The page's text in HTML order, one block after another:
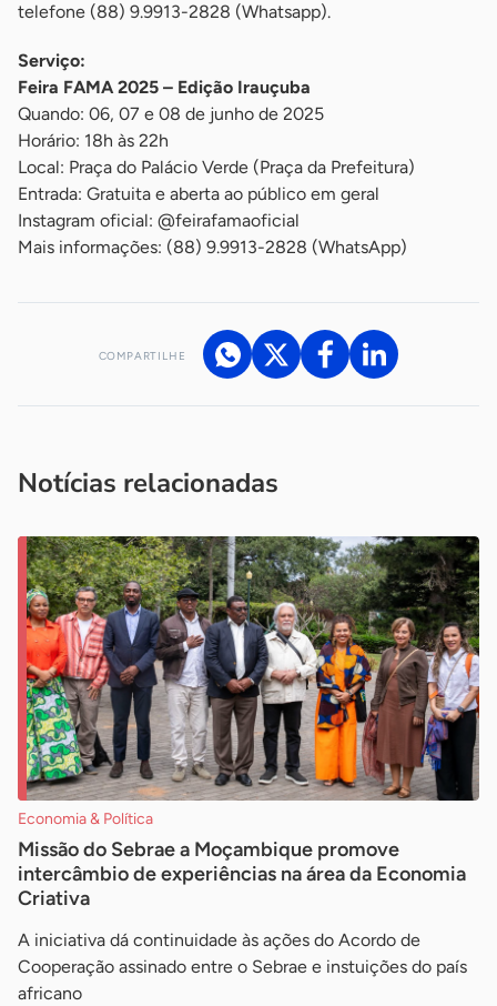
telefone (88) 9.9913-2828 (Whatsapp).
Serviço:
Feira FAMA 2025 – Edição Irauçuba
Quando: 06, 07 e 08 de junho de 2025
Horário: 18h às 22h
Local: Praça do Palácio Verde (Praça da Prefeitura)
Entrada: Gratuita e aberta ao público em geral
Instagram oficial: @feirafamaoficial
Mais informações: (88) 9.9913-2828 (WhatsApp)
COMPARTILHE
Notícias relacionadas
Economia & Política
Missão do Sebrae a Moçambique promove
intercâmbio de experiências na área da Economia
Criativa
A iniciativa dá continuidade às ações do Acordo de
Cooperação assinado entre o Sebrae e instuições do país
africano